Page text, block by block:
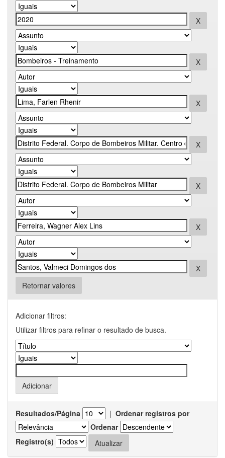
Retornar valores
Adicionar filtros:
Utilizar filtros para refinar o resultado de busca.
Resultados/Página | Ordenar registros por
Ordenar
Registro(s)